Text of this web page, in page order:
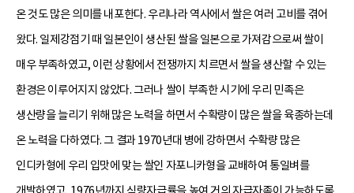
온 것도 많은 의미를 내포한다. 우리나라 역사에서 쌀은 여러 고비를 겪어
왔다. 일제강점기 때 일본인이 생산된 쌀을 일본으로 가져감으로써 쌀이
매우 부족하였고, 이런 상황에서 전쟁까지 치르면서 쌀을 생산할 수 있는
환경은 이루어지지 않았다. 그러나 쌀이 부족한 시기에 우리 민족은
생산량을 늘리기 위해 많은 노력을 하면서 수확량이 많은 쌀을 육종하는데
온 노력을 다하였다. 그 결과 1970년대 병에 강하면서 수확량 많은
인디카형에 우리 입맛에 맞는 쌀인 자포니카형을 교배하여 통일벼를